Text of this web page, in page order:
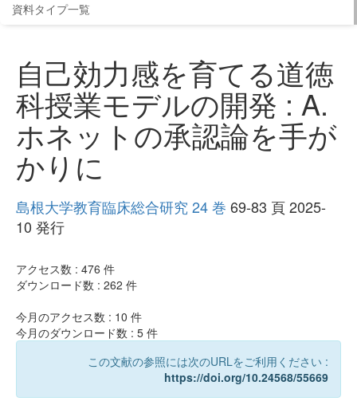
資料タイプ一覧
自己効力感を育てる道徳
科授業モデルの開発 : A.
ホネットの承認論を手が
かりに
島根大学教育臨床総合研究 24 巻 69-83 頁 2025-
10 発行
アクセス数 : 476 件
ダウンロード数 : 262 件
今月のアクセス数 : 10 件
今月のダウンロード数 : 5 件
この文献の参照には次のURLをご利用ください :
https://doi.org/10.24568/55669